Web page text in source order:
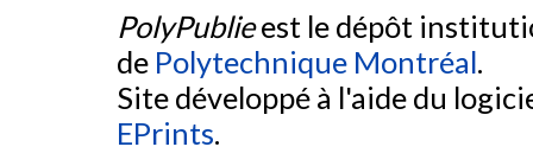
PolyPublieest le dépôt
de Polytechnique Montréal.
Site développé à l'aide du
EPrints.